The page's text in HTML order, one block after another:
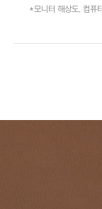
*모니터 해상도, 컴퓨